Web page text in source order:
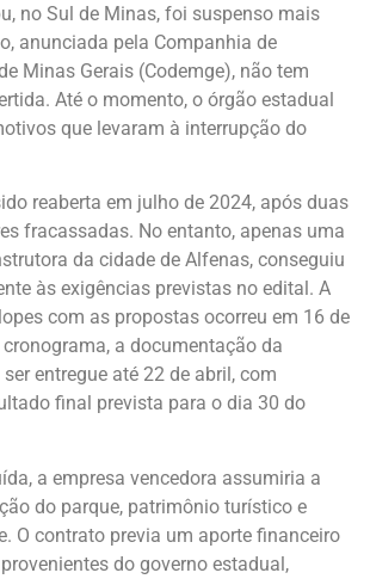
no Sul de Minas, foi suspenso mais
anunciada pela Companhia de
Minas Gerais (Codemge), não tem
Até o momento, o órgão estadual
que levaram à interrupção do
reaberta em julho de 2024, após duas
fracassadas. No entanto, apenas uma
da cidade de Alfenas, conseguiu
às exigências previstas no edital. A
com as propostas ocorreu em 16 de
cronograma, a documentação da
entregue até 22 de abril, com
final prevista para o dia 30 do
a empresa vencedora assumiria a
do parque, patrimônio turístico e
O contrato previa um aporte financeiro
do governo estadual,